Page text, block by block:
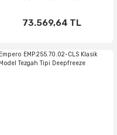
73.569,64 TL